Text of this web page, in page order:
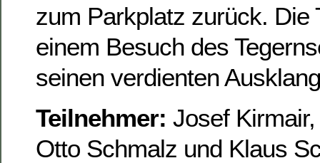
zum Parkplatz zurück. Die
einem Besuch des
seinen verdienten
Teilnehmer: Josef
Otto Schmalz und Klaus